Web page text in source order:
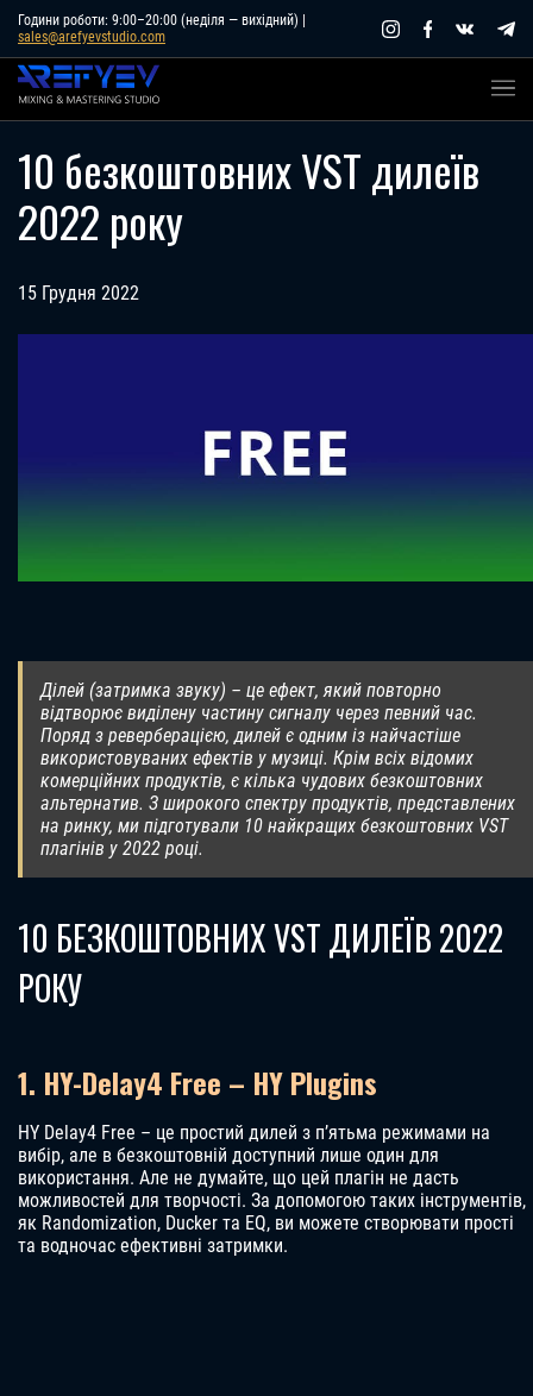
Skip
content
Години роботи: 9:00–20:00 (неділя — вихідний) |
sales@arefyevstudio.com
10 безкоштовних VST дилеїв
2022 року
15 Грудня 2022
Ділей (затримка звуку) – це ефект, який повторно
відтворює виділену частину сигналу через певний час.
Поряд з реверберацією, дилей є одним із найчастіше
використовуваних ефектів у музиці. Крім всіх відомих
комерційних продуктів, є кілька чудових безкоштовних
альтернатив. З широкого спектру продуктів, представлених
на ринку, ми підготували 10 найкращих безкоштовних VST
плагінів у 2022 році.
10 БЕЗКОШТОВНИХ VST ДИЛЕЇВ 2022
РОКУ
1. HY-Delay4 Free – HY Plugins
HY Delay4 Free – це простий дилей з п’ятьма режимами на
вибір, але в безкоштовній доступний лише один для
використання. Але не думайте, що цей плагін не дасть
можливостей для творчості. За допомогою таких інструментів,
як Randomization, Ducker та EQ, ви можете створювати прості
та водночас ефективні затримки.